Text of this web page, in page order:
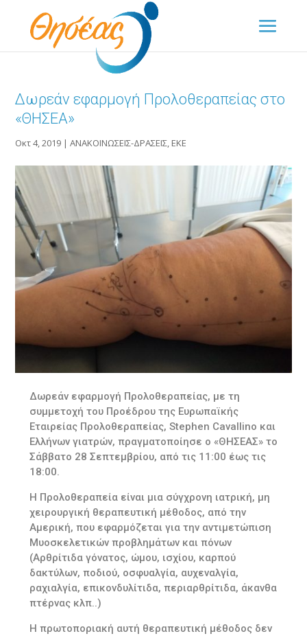
Δωρεάν εφαρμογή Προλοθεραπείας στο
«ΘΗΣΕΑ»
Οκτ 4, 2019 |ΑΝΑΚΟΙΝΩΣΕΙΣ-ΔΡΑΣΕΙΣ, ΕΚΕ
Δωρεάν εφαρμογή Προλοθεραπείας, με τη
συμμετοχή του Προέδρου της Ευρωπαϊκής
Εταιρείας Προλοθεραπείας, Stephen Cavallino και
Ελλήνων γιατρών, πραγματοποίησε ο «ΘΗΣΕΑΣ» το
Σάββατο 28 Σεπτεμβρίου, από τις 11:00 έως τις
18:00.
Η Προλοθεραπεία είναι μια σύγχρονη ιατρική, μη
χειρουργική θεραπευτική μέθοδος, από την
Αμερική, που εφαρμόζεται για την αντιμετώπιση
Μυοσκελετικών προβλημάτων και πόνων
(Αρθρίτιδα γόνατος, ώμου, ισχίου, καρπού
δακτύλων, ποδιού, οσφυαλγία, αυχεναλγία,
ραχιαλγία, επικονδυλίτιδα, περιαρθρίτιδα, άκανθα
πτέρνας κλπ..)
Η πρωτοποριακή αυτή θεραπευτική μέθοδος δεν